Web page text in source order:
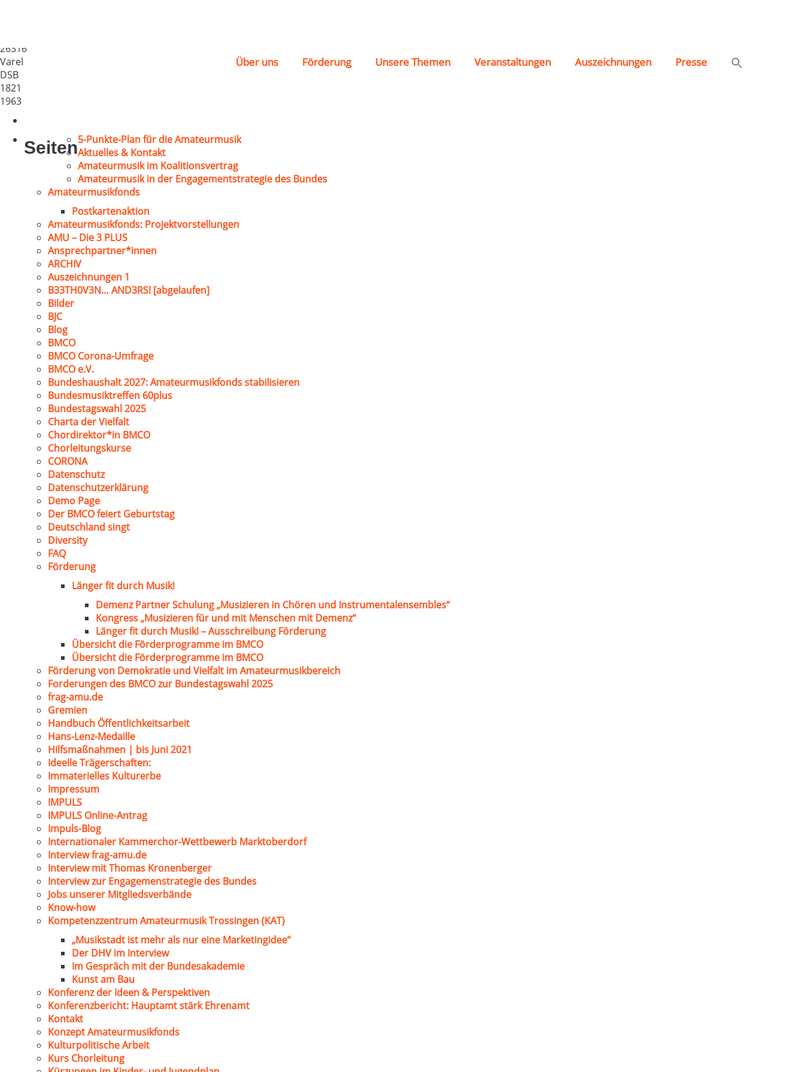
Über uns Förderung Unsere Themen Veranstaltungen Auszeichnungen Presse
26316
Varel
DSB
1821
1963
Seiten5-Punkte-Plan für die Amateurmusik
Aktuelles & Kontakt
Amateurmusik im Koalitionsvertrag
Amateurmusik in der Engagementstrategie des Bundes
Amateurmusikfonds
Postkartenaktion
Amateurmusikfonds: Projektvorstellungen
AMU – Die 3 PLUS
Ansprechpartner*innen
ARCHIV
Auszeichnungen 1
B33TH0V3N… AND3RS! [abgelaufen]
Bilder
BJC
Blog
BMCO
BMCO Corona-Umfrage
BMCO e.V.
Bundeshaushalt 2027: Amateurmusikfonds stabilisieren
Bundesmusiktreffen 60plus
Bundestagswahl 2025
Charta der Vielfalt
Chordirektor*in BMCO
Chorleitungskurse
CORONA
Datenschutz
Datenschutzerklärung
Demo Page
Der BMCO feiert Geburtstag
Deutschland singt
Diversity
FAQ
Förderung
Länger fit durch Musik!
Demenz Partner Schulung „Musizieren in Chören und Instrumentalensembles“
Kongress „Musizieren für und mit Menschen mit Demenz“
Länger fit durch Musik! – Ausschreibung Förderung
Übersicht die Förderprogramme im BMCO
Übersicht die Förderprogramme im BMCO
Förderung von Demokratie und Vielfalt im Amateurmusikbereich
Forderungen des BMCO zur Bundestagswahl 2025
frag-amu.de
Gremien
Handbuch Öffentlichkeitsarbeit
Hans-Lenz-Medaille
Hilfsmaßnahmen | bis Juni 2021
Ideelle Trägerschaften:
Immaterielles Kulturerbe
Impressum
IMPULS
IMPULS Online-Antrag
Impuls-Blog
Internationaler Kammerchor-Wettbewerb Marktoberdorf
Interview frag-amu.de
Interview mit Thomas Kronenberger
Interview zur Engagemenstrategie des Bundes
Jobs unserer Mitgliedsverbände
Know-how
Kompetenzzentrum Amateurmusik Trossingen (KAT)
„Musikstadt ist mehr als nur eine Marketingidee“
Der DHV im Interview
Im Gespräch mit der Bundesakademie
Kunst am Bau
Konferenz der Ideen & Perspektiven
Konferenzbericht: Hauptamt stärk Ehrenamt
Kontakt
Konzept Amateurmusikfonds
Kulturpolitische Arbeit
Kurs Chorleitung